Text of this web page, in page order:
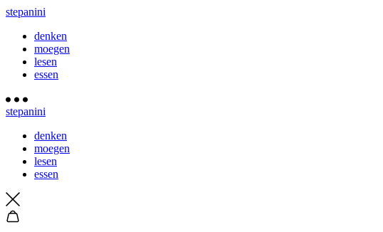
stepanini
denken
moegen
lesen
essen
stepanini
denken
moegen
lesen
essen